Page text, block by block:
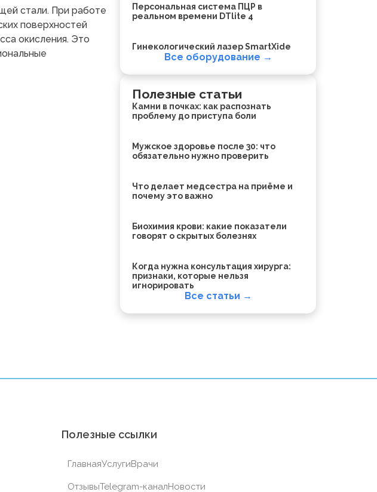
стали. При работе
поверхностей
окисления. Это
Персональная система ПЦР в
реальном времени DTlite 4
Гинекологический лазер SmartXide
Все оборудование →
Полезные статьи
Камни в почках: как распознать
проблему до приступа боли
Мужское здоровье после 30: что
обязательно нужно проверить
Что делает медсестра на приёме и
почему это важно
Биохимия крови: какие показатели
говорят о скрытых болезнях
Когда нужна консультация хирурга:
признаки, которые нельзя
игнорировать
Все статьи →
Полезные ссылки
ГлавнаяУслугиВрачи
ОтзывыTelegram-каналНовости